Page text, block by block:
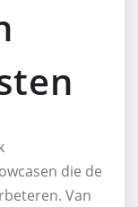
die de
Van